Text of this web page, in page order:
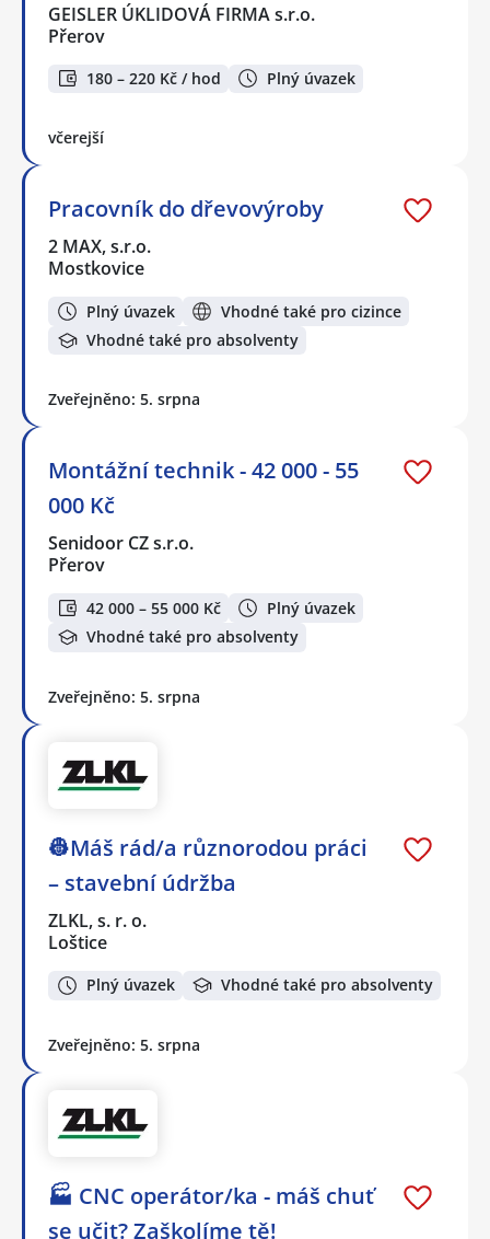
GEISLER ÚKLIDOVÁ FIRMA s.r.o.
Přerov
180 – 220 Kč / hod Plný úvazek
včerejší
Pracovník do dřevovýroby
2 MAX, s.r.o.
Mostkovice
Plný úvazek
Vhodné také pro cizince
Vhodné také pro absolventy
Zveřejněno: 5. srpna
Montážní technik - 42 000 - 55
000 Kč
Senidoor CZ s.r.o.
Přerov
42 000 – 55 000 Kč
Plný úvazek
Vhodné také pro absolventy
Zveřejněno: 5. srpna
👷Máš rád/a různorodou práci
– stavební údržba
ZLKL, s. r. o.
Loštice
Plný úvazek Vhodné také pro absolventy
Zveřejněno: 5. srpna
🏭 CNC operátor/ka - máš chuť
se učit? Zaškolíme tě!